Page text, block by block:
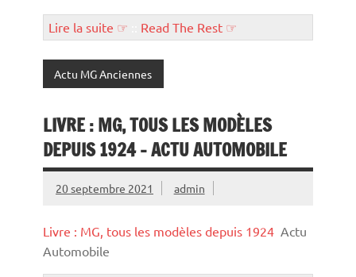
Lire la suite ☞ Read The Rest ☞
Actu MG Anciennes
LIVRE : MG, TOUS LES MODÈLES
DEPUIS 1924 – ACTU AUTOMOBILE
20 septembre 2021 admin
Livre : MG, tous les modèles depuis 1924 Actu
Automobile